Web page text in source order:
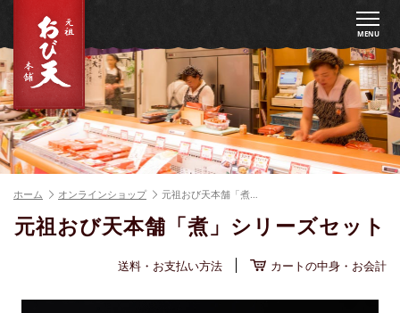
MENU
ホーム オンラインショップ 元祖おび天本舗「煮…
元祖おび天本舗「煮」シリーズセット
送料・お支払い方法 カートの中身・お会計